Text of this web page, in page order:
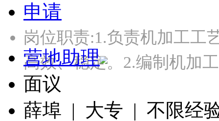
申请
岗位职责:1.负责机加工工
高效、稳定。2.编制机加
营地助理
面议
薛埠 | 大专 | 不限经